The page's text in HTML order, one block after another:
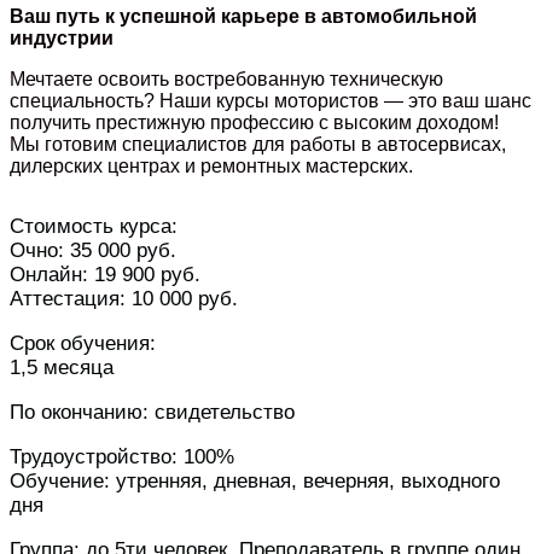
Ваш путь к успешной карьере в автомобильной
индустрии
Мечтаете освоить востребованную техническую
специальность? Наши курсы мотористов — это ваш шанс
получить престижную профессию с высоким доходом!
Мы готовим специалистов для работы в автосервисах,
дилерских центрах и ремонтных мастерских.
Стоимость курса:
Очно: 35 000 руб.
Онлайн: 19 900 руб.
Аттестация: 10 000 руб.
Срок обучения:
1,5 месяца
По окончанию: свидетельство
Трудоустройство: 100%
Обучение: утренняя, дневная, вечерняя, выходного
дня